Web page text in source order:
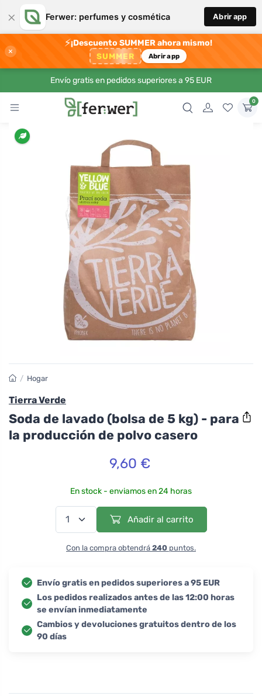
× Ferwer: perfumes y cosmética Abrir app
×
⚡¡Descuento SUMMER ahora mismo!
SUMMER Abrir app
Envío gratis en pedidos superiores a 95 EUR
0
/ Hogar
Tierra Verde
Soda de lavado (bolsa de 5 kg) - para
la producción de polvo casero
9,60 €
En stock - enviamos en 24 horas
Añadir al carrito
Con la compra obtendrá 240 puntos.
Envío gratis en pedidos superiores a 95 EUR
Los pedidos realizados antes de las 12:00 horas
se envían inmediatamente
Cambios y devoluciones gratuitos dentro de los
90 días